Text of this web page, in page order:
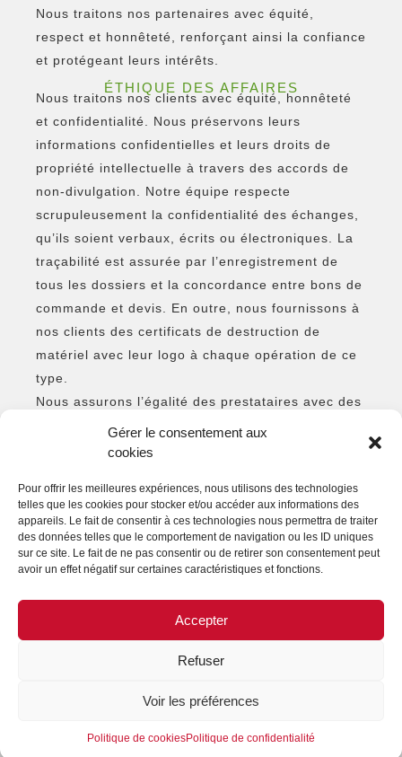
Gérer le consentement aux
cookies
Pour offrir les meilleures expériences, nous utilisons des technologies
telles que les cookies pour stocker et/ou accéder aux informations des
appareils. Le fait de consentir à ces technologies nous permettra de traiter
des données telles que le comportement de navigation ou les ID uniques
sur ce site. Le fait de ne pas consentir ou de retirer son consentement peut
avoir un effet négatif sur certaines caractéristiques et fonctions.
Accepter
Refuser
Voir les préférences
Politique de cookiesPolitique de confidentialité
Nous traitons nos partenaires avec équité,
respect et honnêteté, renforçant ainsi la confiance
et protégeant leurs intérêts.
ÉTHIQUE DES AFFAIRES
Nous traitons nos clients avec équité, honnêteté
et confidentialité. Nous préservons leurs
informations confidentielles et leurs droits de
propriété intellectuelle à travers des accords de
non-divulgation. Notre équipe respecte
scrupuleusement la confidentialité des échanges,
qu’ils soient verbaux, écrits ou électroniques. La
traçabilité est assurée par l’enregistrement de
tous les dossiers et la concordance entre bons de
commande et devis. En outre, nous fournissons à
nos clients des certificats de destruction de
matériel avec leur logo à chaque opération de ce
type.
Nous assurons l’égalité des prestataires avec des
critères objectifs. Une procédure de validation
couvre toutes les dépenses de nos collaborateurs
montant. Notre engagement quotidien évite les
pratiques anticoncurrentielles pour maintenir une
diversité de fournisseurs. Les relations
commerciales sont sans conflits d’intérêts avec
©FORMES & SCULPTURES. 2023